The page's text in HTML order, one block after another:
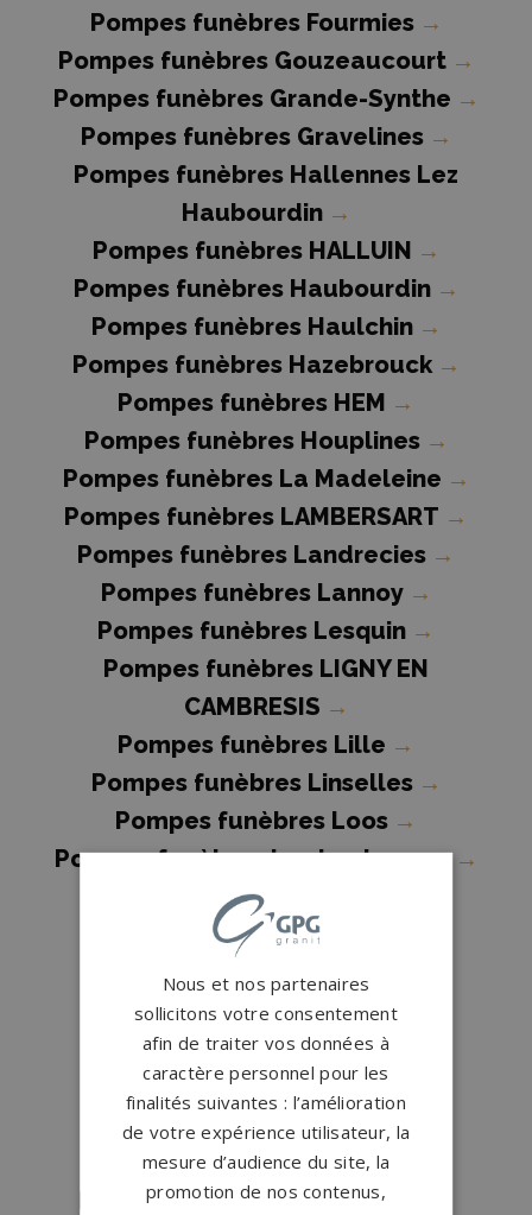
Pompes funèbres Fourmies →
Pompes funèbres Gouzeaucourt →
Pompes funèbres Grande-Synthe →
Pompes funèbres Gravelines →
Pompes funèbres Hallennes Lez
Haubourdin →
Pompes funèbres HALLUIN →
Pompes funèbres Haubourdin →
Pompes funèbres Haulchin →
Pompes funèbres Hazebrouck →
Pompes funèbres HEM →
Pompes funèbres Houplines →
Pompes funèbres La Madeleine →
Pompes funèbres LAMBERSART →
Pompes funèbres Landrecies →
Pompes funèbres Lannoy →
Pompes funèbres Lesquin →
Pompes funèbres LIGNY EN
CAMBRESIS →
Pompes funèbres Lille →
Pompes funèbres Linselles →
Pompes funèbres Loos →
Pompes funèbres Lys-lez-Lannoy →
Pompes funèbres Marcq-en-
Baroeul→
Pompes funèbres Marly
Pompes funèbres Maubeuge
Pompes funèbres MOUVAUX
Pompes funèbres Neuville-en-
Ferrain →
Pompes funèbres Ostricourt
Pompes funèbres Pérenchies
Nous et nos partenaires
sollicitons votre consentement
afin de traiter vos données à
caractère personnel pour les
finalités suivantes : l’amélioration
de votre expérience utilisateur, la
mesure d’audience du site, la
promotion de nos contenus,